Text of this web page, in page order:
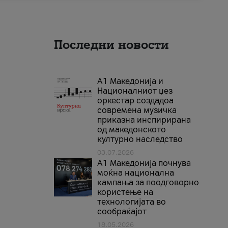
Последни новости
А1 Македонија и
Националниот џез
оркестар создадоа
современа музичка
приказна инспирирана
од македонското
културно наследство
03.07.2026
A1 Македонија почнува
моќна национална
кампања за поодговорно
користење на
технологијата во
сообраќајот
18.05.2026